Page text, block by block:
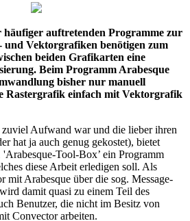
auftretenden Programme zur
und Vektorgrafiken benötigen zum
beiden Grafikarten eine
Beim Programm Arabesque
bisher nur manuell
Rastergrafik einfach mit Vektorgrafik
Aufwand war und die lieber ihren
hat ja auch genug gekostet), bietet
Tool-Box’ ein Programm
diese Arbeit erledigen soll. Als
mit Arabesque über die sog. Message-
damit quasi zu einem Teil des
Benutzer, die nicht im Besitz von
Convector arbeiten.